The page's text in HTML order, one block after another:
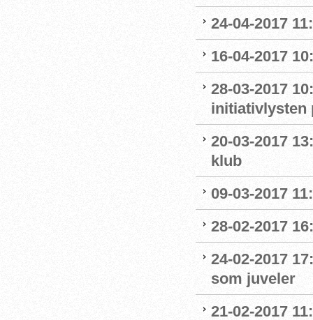
24-04-2017
16-04-2017
28-03-2017
initiativlysten
20-03-2017
klub
09-03-2017
28-02-2017
24-02-2017
som juveler
21-02-2017